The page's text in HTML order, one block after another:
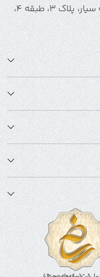
ستارخان، خیابان خسرو جنوبی، کوچه سیار، پلاک 3، طبقه 4،